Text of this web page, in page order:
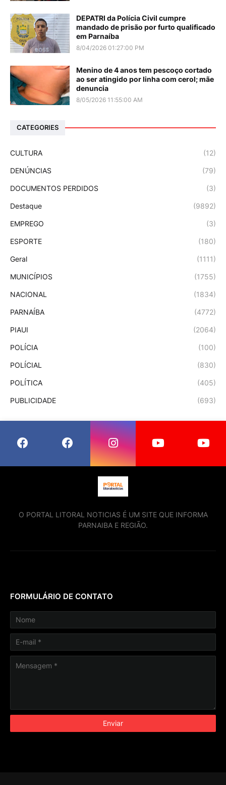
DEPATRI da Polícia Civil cumpre
mandado de prisão por furto qualificado
em Parnaíba
8/04/2026 01:27:00 PM
Menino de 4 anos tem pescoço cortado
ao ser atingido por linha com cerol; mãe
denuncia
8/05/2026 11:55:00 AM
CATEGORIES
CULTURA (12)
DENÚNCIAS (79)
DOCUMENTOS PERDIDOS (3)
Destaque (9892)
EMPREGO (3)
ESPORTE (180)
Geral (1111)
MUNICÍPIOS (1755)
NACIONAL (1834)
PARNAÍBA (4772)
PIAUI (2064)
POLÍCIA (100)
POLÍCIAL (830)
POLÍTICA (405)
PUBLICIDADE (693)
O PORTAL LITORAL NOTICIAS É UM SITE QUE INFORMA
PARNAIBA E REGIÃO.
FORMULÁRIO DE CONTATO